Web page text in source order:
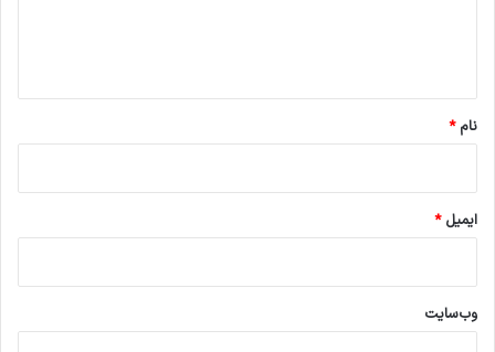
نام*
ایمیل*
وب‌سایت